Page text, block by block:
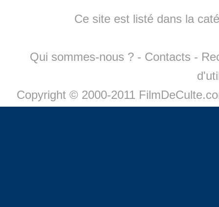
Ce site est listé dans la
Qui sommes-nous ? - Contacts -
Copyright © 2000-2011